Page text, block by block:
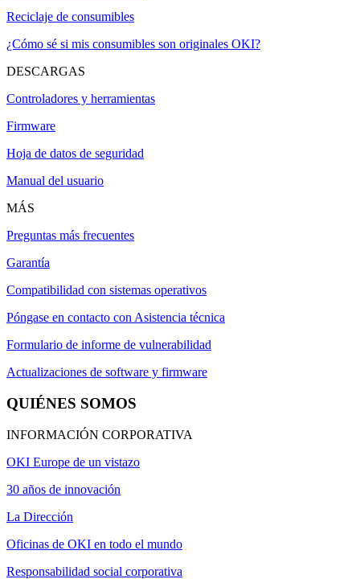
Reciclaje de consumibles
¿Cómo sé si mis consumibles son originales OKI?
DESCARGAS
Controladores y herramientas
Firmware
Hoja de datos de seguridad
Manual del usuario
MÁS
Preguntas más frecuentes
Garantía
Compatibilidad con sistemas operativos
Póngase en contacto con Asistencia técnica
Formulario de informe de vulnerabilidad
Actualizaciones de software y firmware
QUIÉNES SOMOS
INFORMACIÓN CORPORATIVA
OKI Europe de un vistazo
30 años de innovación
La Dirección
Oficinas de OKI en todo el mundo
Responsabilidad social corporativa